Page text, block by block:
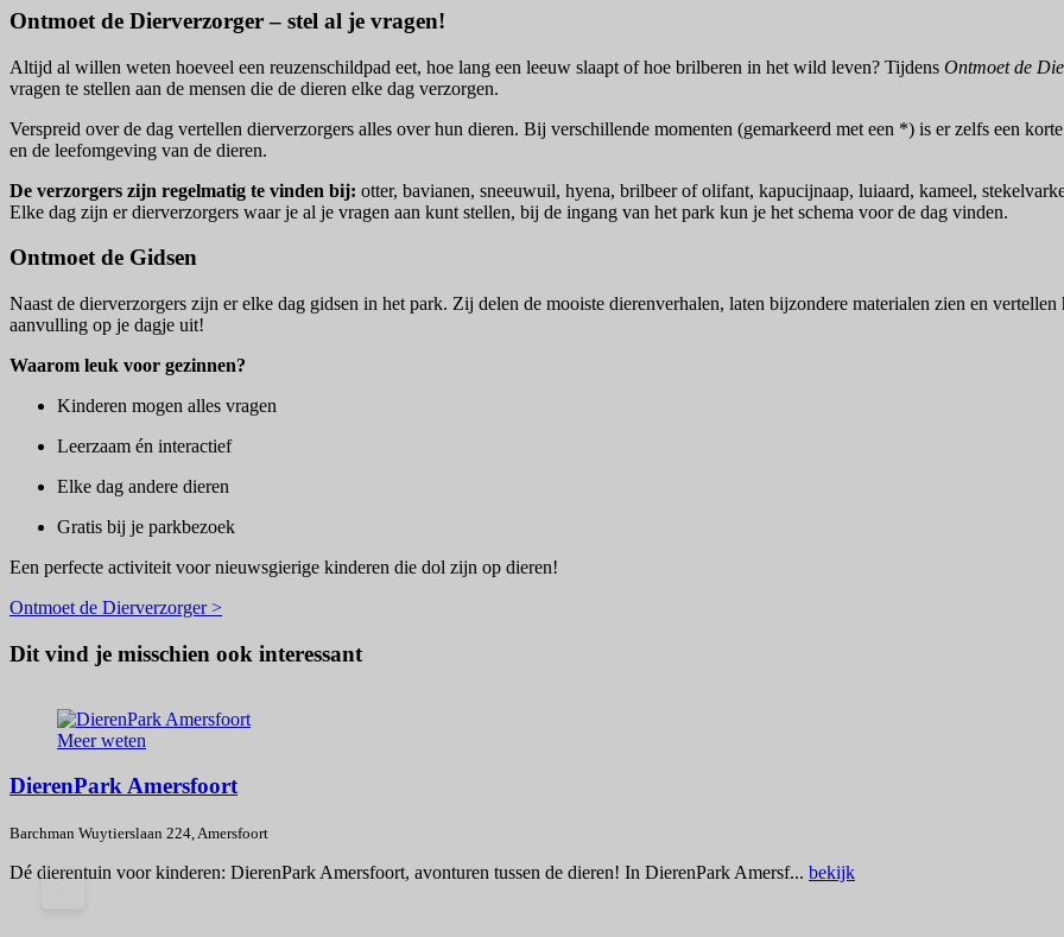
Ontmoet de Dierverzorger – stel al je vragen!
Altijd al willen weten hoeveel een reuzenschildpad eet, hoe lang een leeuw slaapt of hoe brilberen in het wild leven? Tijdens Ontmoet de
vragen te stellen aan de mensen die de dieren elke dag verzorgen.
Verspreid over de dag vertellen dierverzorgers alles over hun dieren. Bij verschillende momenten (gemarkeerd met een *) is er zelfs een
en de leefomgeving van de dieren.
De verzorgers zijn regelmatig te vinden bij: otter, bavianen, sneeuwuil, hyena, brilbeer of olifant, kapucijnaap, luiaard, kameel,
Elke dag zijn er dierverzorgers waar je al je vragen aan kunt stellen, bij de ingang van het park kun je het schema voor de dag vinden.
Ontmoet de Gidsen
Naast de dierverzorgers zijn er elke dag gidsen in het park. Zij delen de mooiste dierenverhalen, laten bijzondere materialen zien en
aanvulling op je dagje uit!
Waarom leuk voor gezinnen?
Kinderen mogen alles vragen
Leerzaam én interactief
Elke dag andere dieren
Gratis bij je parkbezoek
Een perfecte activiteit voor nieuwsgierige kinderen die dol zijn op dieren!
Ontmoet de Dierverzorger >
Dit vind je misschien ook interessant
Meer weten
DierenPark Amersfoort
Barchman Wuytierslaan 224, Amersfoort
Dé dierentuin voor kinderen: DierenPark Amersfoort, avonturen tussen de dieren! In DierenPark Amersf... bekijk